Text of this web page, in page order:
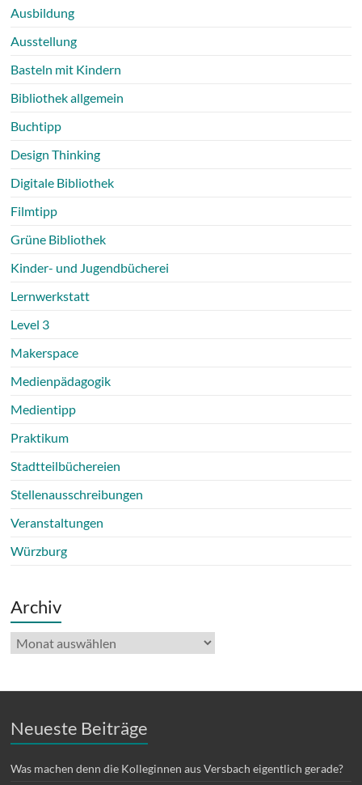
Ausbildung
Ausstellung
Basteln mit Kindern
Bibliothek allgemein
Buchtipp
Design Thinking
Digitale Bibliothek
Filmtipp
Grüne Bibliothek
Kinder- und Jugendbücherei
Lernwerkstatt
Level 3
Makerspace
Medienpädagogik
Medientipp
Praktikum
Stadtteilbüchereien
Stellenausschreibungen
Veranstaltungen
Würzburg
Archiv
Archiv
Neueste Beiträge
Was machen denn die Kolleginnen aus Versbach eigentlich gerade?